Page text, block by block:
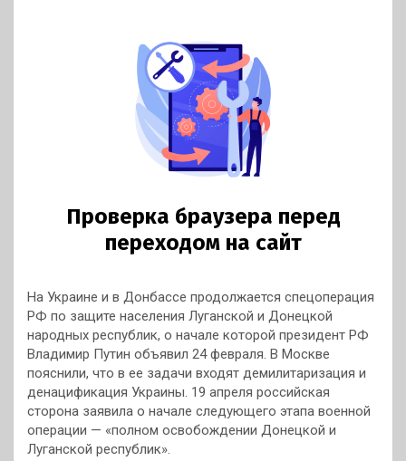
На Украине и в Донбассе продолжается спецоперация
РФ по защите населения Луганской и Донецкой
народных республик, о начале которой президент РФ
Владимир Путин объявил 24 февраля. В Москве
пояснили, что в ее задачи входят демилитаризация и
денацификация Украины. 19 апреля российская
сторона заявила о начале следующего этапа военной
операции — «полном освобождении Донецкой и
Луганской республик».